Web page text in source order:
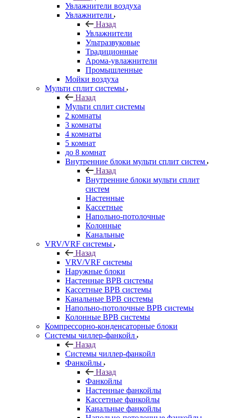
Увлажнители воздуха
Увлажнители
Назад
Увлажнители
Ультразвуковые
Традиционные
Арома-увлажнители
Промышленные
Мойки воздуха
Мульти сплит системы
Назад
Мульти сплит системы
2 комнаты
3 комнаты
4 комнаты
5 комнат
до 8 комнат
Внутренние блоки мульти сплит систем
Назад
Внутренние блоки мульти сплит
систем
Настенные
Кассетные
Напольно-потолочные
Колонные
Канальные
VRV/VRF системы
Назад
VRV/VRF системы
Наружные блоки
Настенные ВРВ системы
Кассетные ВРВ системы
Канальные ВРВ системы
Напольно-потолочные ВРВ системы
Колонные ВРВ системы
Компрессорно-конденсаторные блоки
Системы чиллер-фанкойл
Назад
Системы чиллер-фанкойл
Фанкойлы
Назад
Фанкойлы
Настенные фанкойлы
Кассетные фанкойлы
Канальные фанкойлы